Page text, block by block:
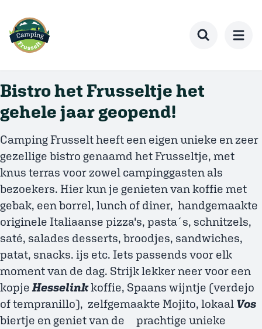
naar
hoofdinhoud
Bistro het Frusseltje het
gehele jaar geopend!
Camping Frusselt heeft een eigen unieke en zeer
gezellige bistro genaamd het Frusseltje, met
knus terras voor zowel campinggasten als
bezoekers. Hier kun je genieten van koffie met
gebak, een borrel, lunch of diner, handgemaakte
originele Italiaanse pizza's, pasta´s, schnitzels,
saté, salades desserts, broodjes, sandwiches,
patat, snacks. ijs etc. Iets passends voor elk
moment van de dag. Strijk lekker neer voor een
kopje Hesselinkkoffie, Spaans wijntje (verdejo
of tempranillo), zelfgemaakte Mojito, lokaal Vos
biertje en geniet van de prachtige unieke